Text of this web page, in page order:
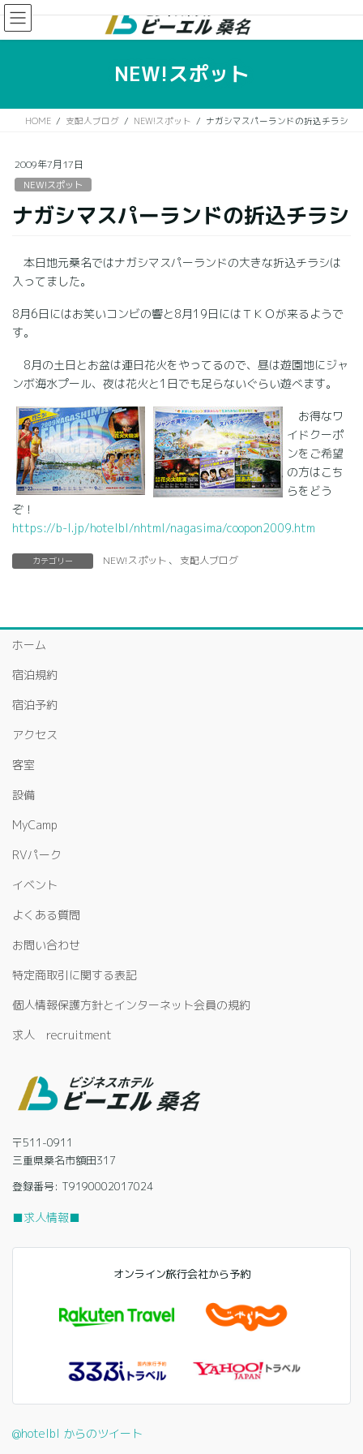
コ
ン
テ
移
ナ
ビ
ゲ
ン
NEW!スポット
HOME 支配人ブログ NEW!スポット ナガシマスパーランドの折込チラシ
2009年7月17日
NEW!スポット
ナガシマスパーランドの折込チラシ
本日地元桑名ではナガシマスパーランドの大きな折込チラシは
入ってました。
8月6日にはお笑いコンビの響と8月19日にはＴＫＯが来るようで
す。
8月の土日とお盆は連日花火をやってるので、昼は遊園地にジャ
ンボ海水プール、夜は花火と1日でも足らないぐらい遊べます。
お得なワ
イドクーポ
ンをご希望
の方はこち
らをどう
ぞ！
https://b-l.jp/hotelbl/nhtml/nagasima/coopon2009.htm
カテゴリー NEW!スポット 、 支配人ブログ
ホーム
宿泊規約
宿泊予約
アクセス
客室
設備
MyCamp
RVパーク
イベント
よくある質問
お問い合わせ
特定商取引に関する表記
個人情報保護方針とインターネット会員の規約
求人 recruitment
〒511-0911
三重県桑名市額田317
登録番号: T9190002017024
■求人情報■
オンライン旅行会社から予約
@hotelbl からのツイート